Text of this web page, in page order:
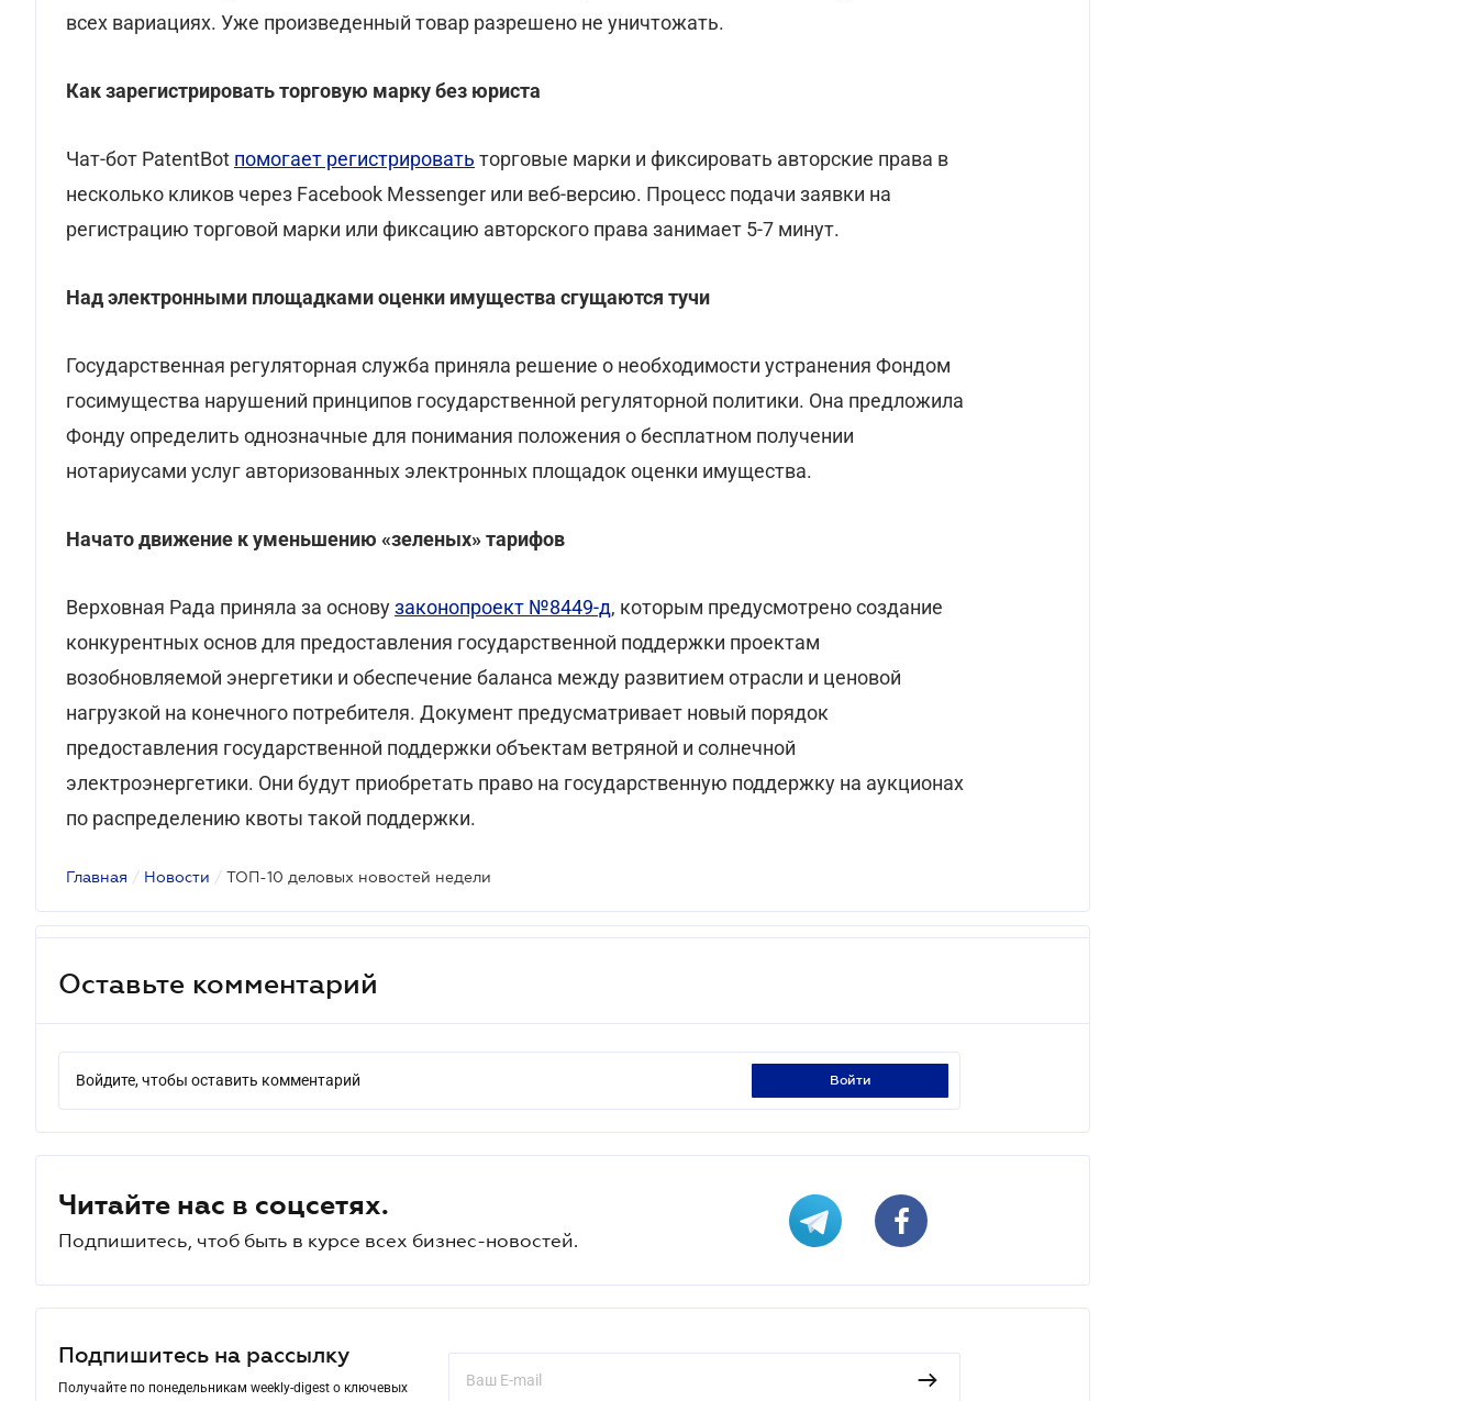
всех вариациях. Уже произведенный товар разрешено не уничтожать.
Как зарегистрировать торговую марку без юриста
Чат-бот PatentBot помогает регистрировать торговые марки и фиксировать авторские права в
несколько кликов через Facebook Messenger или веб-версию. Процесс подачи заявки на
регистрацию торговой марки или фиксацию авторского права занимает 5-7 минут.
Над электронными площадками оценки имущества сгущаются тучи
Государственная регуляторная служба приняла решение о необходимости устранения Фондом
госимущества нарушений принципов государственной регуляторной политики. Она предложила
Фонду определить однозначные для понимания положения о бесплатном получении
нотариусами услуг авторизованных электронных площадок оценки имущества.
Начато движение к уменьшению «зеленых» тарифов
Верховная Рада приняла за основузаконопроект №8449-д, которым предусмотрено создание
конкурентных основ для предоставления государственной поддержки проектам
возобновляемой энергетики и обеспечение баланса между развитием отрасли и ценовой
нагрузкой на конечного потребителя. Документ предусматривает новый порядок
предоставления государственной поддержки объектам ветряной и солнечной
электроэнергетики. Они будут приобретать право на государственную поддержку на аукционах
по распределению квоты такой поддержки.
Главная / Новости / ТОП-10 деловых новостей недели
Оставьте комментарий
Войдите, чтобы оставить комментарий войти
Читайте нас в соцсетях.
Подпишитесь, чтоб быть в курсе всех бизнес-новостей.
Подпишитесь на рассылку
Получайте по понедельникам weekly-digest о ключевых